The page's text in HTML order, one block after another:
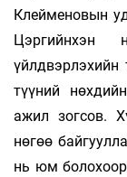
Клейменовын
Цэргийнхэн
түүний
ажил зогсов.
нөгөө
нь юм